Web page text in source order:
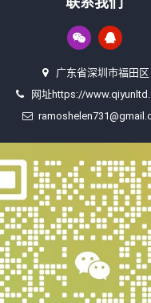
广东省深圳市福田区
网址https://